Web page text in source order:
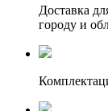
Доставка
городу и